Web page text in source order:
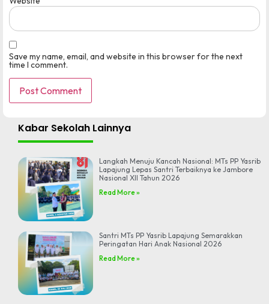
Save my name, email, and website in this browser for the next
time I comment.
Kabar Sekolah Lainnya
Langkah Menuju Kancah Nasional: MTs PP Yasrib
Lapajung Lepas Santri Terbaiknya ke Jambore
Nasional XII Tahun 2026
Read More »
Santri MTs PP Yasrib Lapajung Semarakkan
Peringatan Hari Anak Nasional 2026
Read More »